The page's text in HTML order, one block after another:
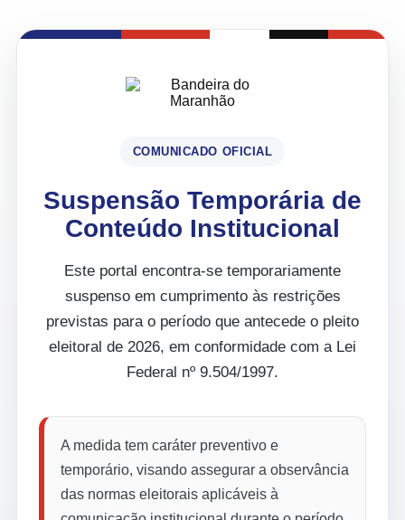
COMUNICADO OFICIAL
Suspensão Temporária de
Conteúdo Institucional
Este portal encontra-se temporariamente
suspenso em cumprimento às restrições
previstas para o período que antecede o pleito
eleitoral de 2026, em conformidade com a Lei
Federal nº 9.504/1997.
A medida tem caráter preventivo e
temporário, visando assegurar a observância
das normas eleitorais aplicáveis à